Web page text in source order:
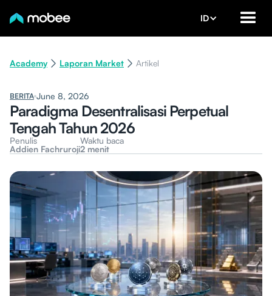
ID
Academy Laporan Market Artikel
BERITA June 8, 2026
Paradigma Desentralisasi Perpetual
Tengah Tahun 2026
Penulis
Addien Fachruroji
Waktu baca
2 menit